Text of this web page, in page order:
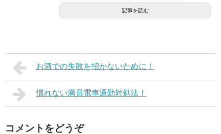
記事を読む
お酒での失敗を招かないために！
慣れない満員電車通勤対処法！
コメントをどうぞ